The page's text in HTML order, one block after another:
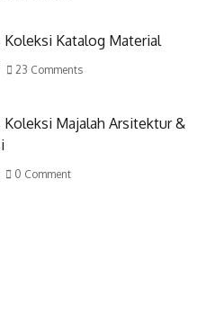
Koleksi Katalog Material
23 Comments
Koleksi Majalah Arsitektur &
0 Comment